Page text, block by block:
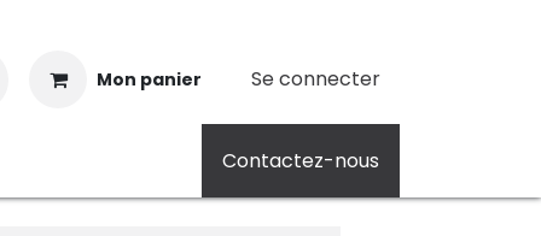
Mon panier Se connecter
Contactez-nous